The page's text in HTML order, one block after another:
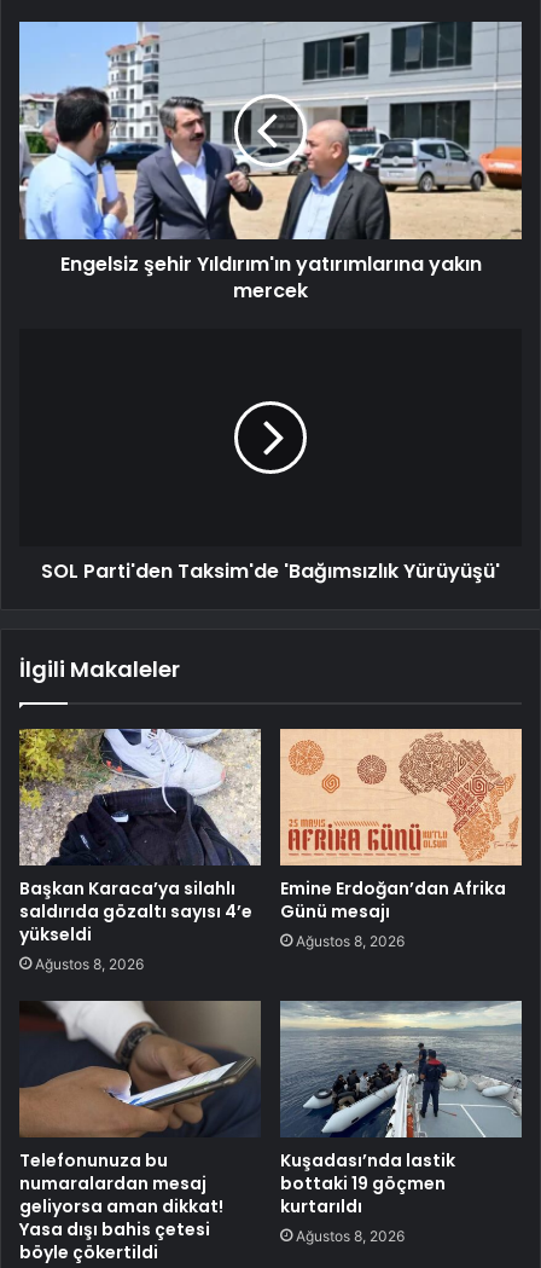
Engelsiz şehir Yıldırım'ın yatırımlarına yakın
mercek
SOL Parti'den Taksim'de 'Bağımsızlık Yürüyüşü'
İlgili Makaleler
Başkan Karaca’ya silahlı
saldırıda gözaltı sayısı 4’e
yükseldi
Ağustos 8, 2026
Emine Erdoğan’dan Afrika
Günü mesajı
Ağustos 8, 2026
Telefonunuza bu
numaralardan mesaj
geliyorsa aman dikkat!
Yasa dışı bahis çetesi
böyle çökertildi
Kuşadası’nda lastik
bottaki 19 göçmen
kurtarıldı
Ağustos 8, 2026